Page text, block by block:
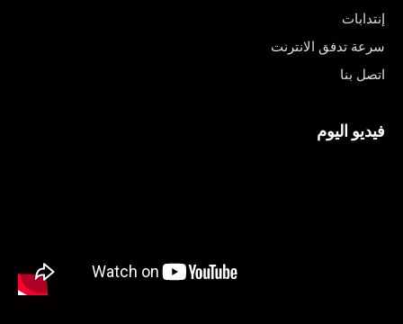
إنتدابات
سرعة تدفق الانترنت
اتصل بنا
فيديو اليوم